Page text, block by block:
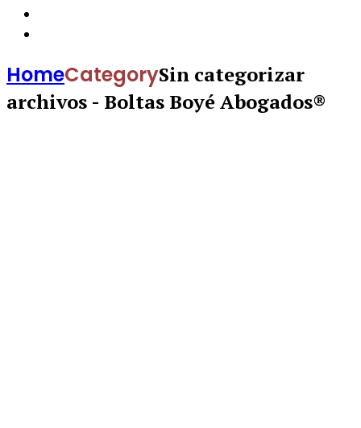
HomeCategorySin categorizar
archivos - Boltas Boyé Abogados®